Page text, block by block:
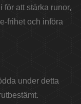
för att stärka runor,
frihet och införa
under detta